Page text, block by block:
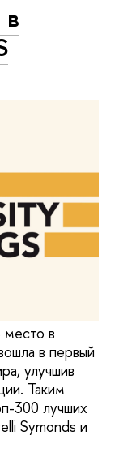
место в
в первый
улучшив
Таким
300 лучших
Symonds и